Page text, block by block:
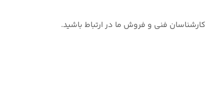
کارشناسان فنی و فروش ما در ارتباط باشید.